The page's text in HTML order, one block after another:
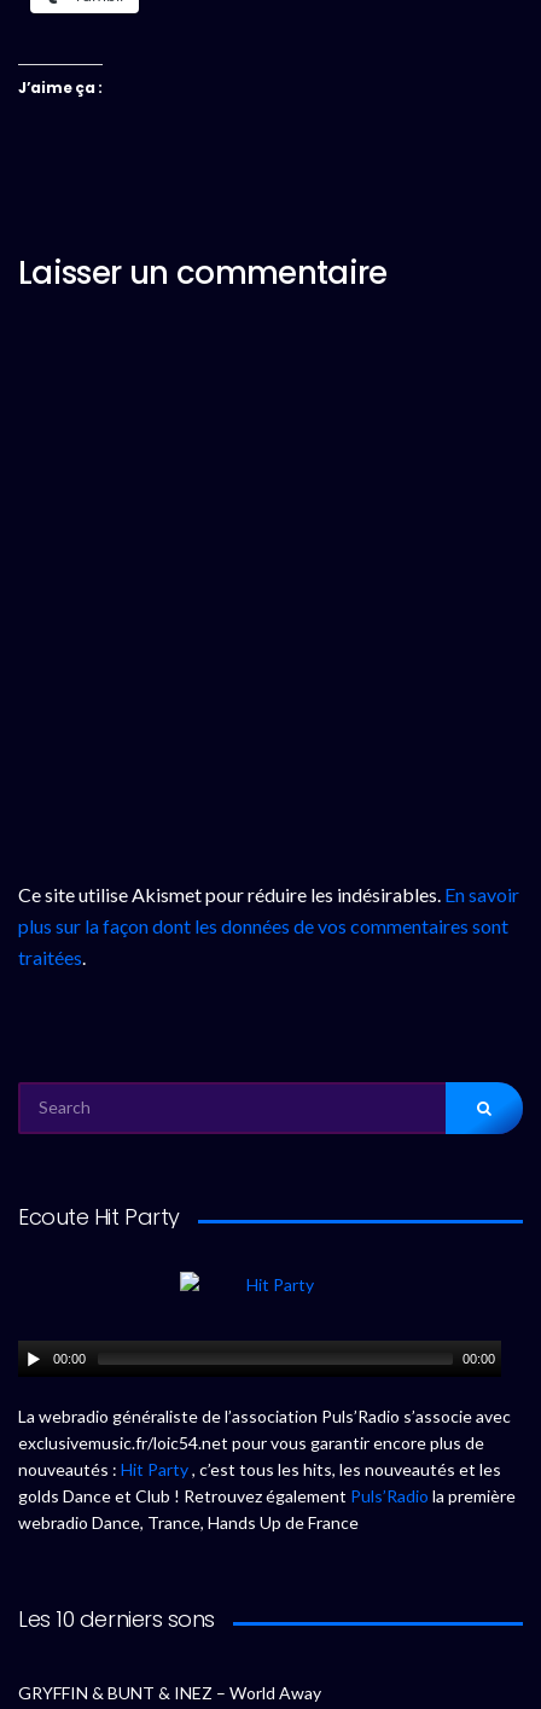
J’aime ça :
Laisser un commentaire
Ce site utilise Akismet pour réduire les indésirables. En savoir
plus sur la façon dont les données de vos commentaires sont
traitées.
FOR:
Ecoute Hit Party
00:00 00:00
La webradio généraliste de l’association Puls’Radio s’associe avec
exclusivemusic.fr/loic54.net pour vous garantir encore plus de
nouveautés : Hit Party, c’est tous les hits, les nouveautés et les
golds Dance et Club ! Retrouvez également Puls’Radio la première
webradio Dance, Trance, Hands Up de France
Les 10 derniers sons
GRYFFIN & BUNT & INEZ – World Away